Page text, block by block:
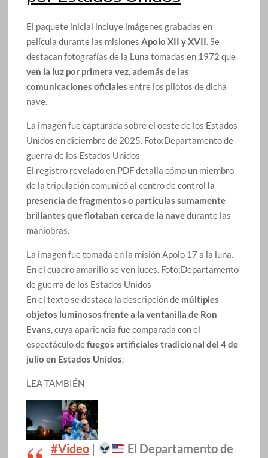
El paquete inicial incluye imágenes grabadas en
película durante las misionesApolo XII y XVII.Se
destacan fotografías de la Luna tomadas en 1972 que
ven la luz por primera vez, además de las
comunicaciones oficiales entre los pilotos de dicha
nave.
La imagen fue capturada sobre el oeste de los Estados
Unidos en diciembre de 2025. Foto:Departamento de
guerra de los Estados Unidos
El registro revelado en PDF detalla cómo un miembro
de la tripulación comunicó al centro de control la
presencia de fragmentos o partículas sumamente
brillantes que flotaban cerca de la navedurante las
maniobras.
La imagen fue tomada en la misión Apolo 17 a la luna.
En el cuadro amarillo se ven luces. Foto:Departamento
de guerra de los Estados Unidos
En el texto se destaca la descripción de múltiples
objetos luminosos frente a la ventanilla de Ron
Evans, cuya apariencia fue comparada con el
espectáculo defuegos artificiales tradicional del 4 de
julio en Estados Unidos.
LEA TAMBIÉN
#Video El Departamento de